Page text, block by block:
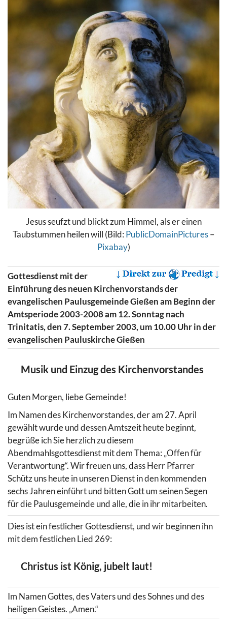
Jesus seufzt und blickt zum Himmel, als er einen
Taubstummen heilen will (Bild: PublicDomainPictures–
Pixabay)
Gottesdienst mit der
Einführung des neuen Kirchenvorstands der
evangelischen Paulusgemeinde Gießen am Beginn der
Amtsperiode 2003-2008 am 12. Sonntag nach
Trinitatis, den 7. September 2003, um 10.00 Uhr in der
evangelischen Pauluskirche Gießen
Musik und Einzug des Kirchenvorstandes
Guten Morgen, liebe Gemeinde!
Im Namen des Kirchenvorstandes, der am 27. April
gewählt wurde und dessen Amtszeit heute beginnt,
begrüße ich Sie herzlich zu diesem
Abendmahlsgottesdienst mit dem Thema: „Offen für
Verantwortung“. Wir freuen uns, dass Herr Pfarrer
Schütz uns heute in unseren Dienst in den kommenden
sechs Jahren einführt und bitten Gott um seinen Segen
für die Paulusgemeinde und alle, die in ihr mitarbeiten.
Dies ist ein festlicher Gottesdienst, und wir beginnen ihn
mit dem festlichen Lied 269:
Christus ist König, jubelt laut!
Im Namen Gottes, des Vaters und des Sohnes und des
heiligen Geistes. „Amen.“